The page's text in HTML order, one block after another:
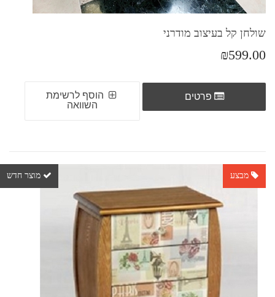
שולחן קל בעיצוב מודרני
₪599.00
פרטים
הוסף לרשימת
השוואה
מוצר חדש מבצע